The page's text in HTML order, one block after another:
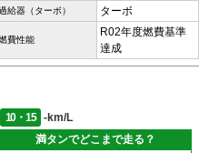
給器（ターボ） ターボ
費性能
R02年度燃費基準
達成
10・15
-km/L
満タンでどこまで走る？